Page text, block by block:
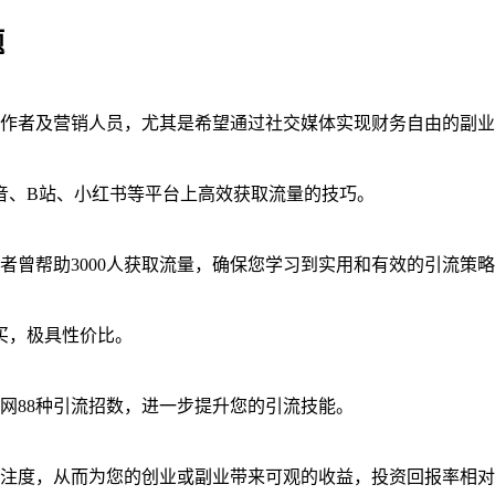
者及营销人员，尤其是希望通过社交媒体实现财务自由的副
B站、小红书等平台上高效获取流量的技巧。
曾帮助3000人获取流量，确保您学习到实用和有效的引流策
极具性价比。
88种引流招数，进一步提升您的引流技能。
度，从而为您的创业或副业带来可观的收益，投资回报率相